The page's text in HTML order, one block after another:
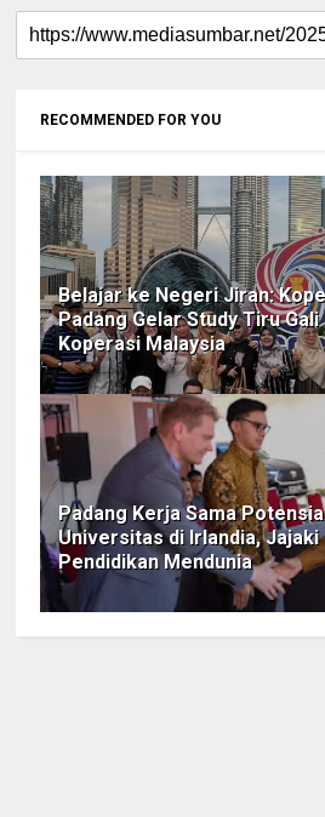
RECOMMENDED FOR YOU
Belajar ke Negeri Jiran:
Padang Gelar Study Tiru
Koperasi Malaysia ‎
Padang Kerja Sama
Universitas di Irlandia, Jajaki
Pendidikan Mendunia